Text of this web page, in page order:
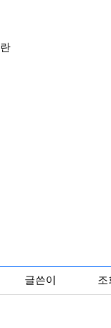
글쓴이 조